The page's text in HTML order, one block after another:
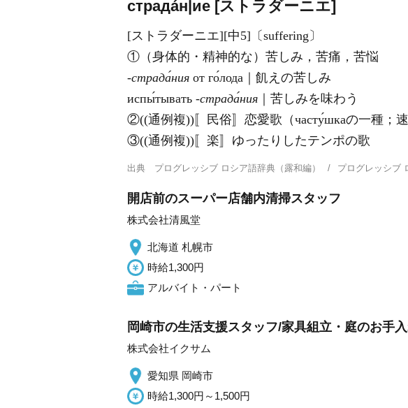
страда́н|ие [ストラダーニエ]
[ストラダーニエ][中5]〔suffering〕
①（身体的・精神的な）苦しみ，苦痛，苦悩
‐страда́ния от го́лода｜飢えの苦しみ
испы́тывать ‐страда́ния ｜苦しみを味わう
②((通例複))〚民俗〛恋愛歌（часту́шкаの一種；速
③((通例複))〚楽〛ゆったりしたテンポの歌
出典 プログレッシブ ロシア語辞典（露和編） プログレッシブ
開店前のスーパー店舗内清掃スタッフ
株式会社清風堂
北海道 札幌市
時給1,300円
アルバイト・パート
岡崎市の生活支援スタッフ/家具組立・庭のお手
株式会社イクサム
愛知県 岡崎市
時給1,300円～1,500円